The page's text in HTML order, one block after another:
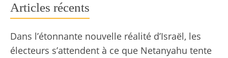
Articles récents
Dans l’étonnante nouvelle réalité d’Israël, les
électeurs s’attendent à ce que Netanyahu tente